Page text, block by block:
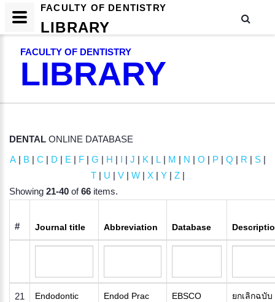
FACULTY OF DENTISTRY
LIBRARY
DENTAL ONLINE DATABASE
A| B| C | D | E | F| G | H | I | J | K | L| M | N | O | P| Q | R | S|
T| U | V| W| X| Y| Z|
Showing 21-40 of66 items.
# Journal title Abbreviation Database
21
Endodontic
Endod Prac
EBSCO
ยกเลิกฉบับ
FACULTY OF DENTISTRY
LIBRARY